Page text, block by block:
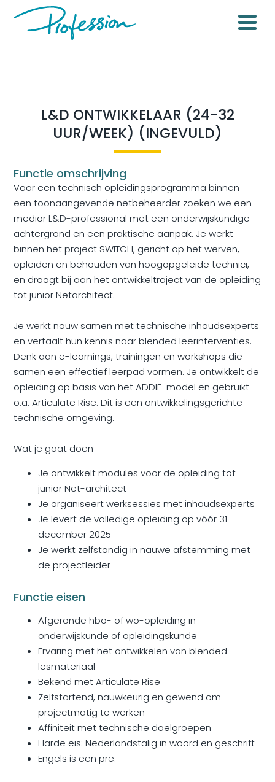
L&D ONTWIKKELAAR (24-32
UUR/WEEK) (INGEVULD)
Functie omschrijving
Voor een technisch opleidingsprogramma binnen
een toonaangevende netbeheerder zoeken we een
medior L&D-professional met een onderwijskundige
achtergrond en een praktische aanpak. Je werkt
binnen het project SWITCH, gericht op het werven,
opleiden en behouden van hoogopgeleide technici,
en draagt bij aan het ontwikkeltraject van de opleiding
tot junior Netarchitect.
Je werkt nauw samen met technische inhoudsexperts
en vertaalt hun kennis naar blended leerinterventies.
Denk aan e-learnings, trainingen en workshops die
samen een effectief leerpad vormen. Je ontwikkelt de
opleiding op basis van het ADDIE-model en gebruikt
o.a. Articulate Rise. Dit is een ontwikkelingsgerichte
technische omgeving.
Wat je gaat doen
Je ontwikkelt modules voor de opleiding tot
junior Net-architect
Je organiseert werksessies met inhoudsexperts
Je levert de volledige opleiding op vóór 31
december 2025
Je werkt zelfstandig in nauwe afstemming met
de projectleider
Functie eisen
Afgeronde hbo- of wo-opleiding in
onderwijskunde of opleidingskunde
Ervaring met het ontwikkelen van blended
lesmateriaal
Bekend met Articulate Rise
Zelfstartend, nauwkeurig en gewend om
projectmatig te werken
Affiniteit met technische doelgroepen
Harde eis: Nederlandstalig in woord en geschrift
Engels is een pre.